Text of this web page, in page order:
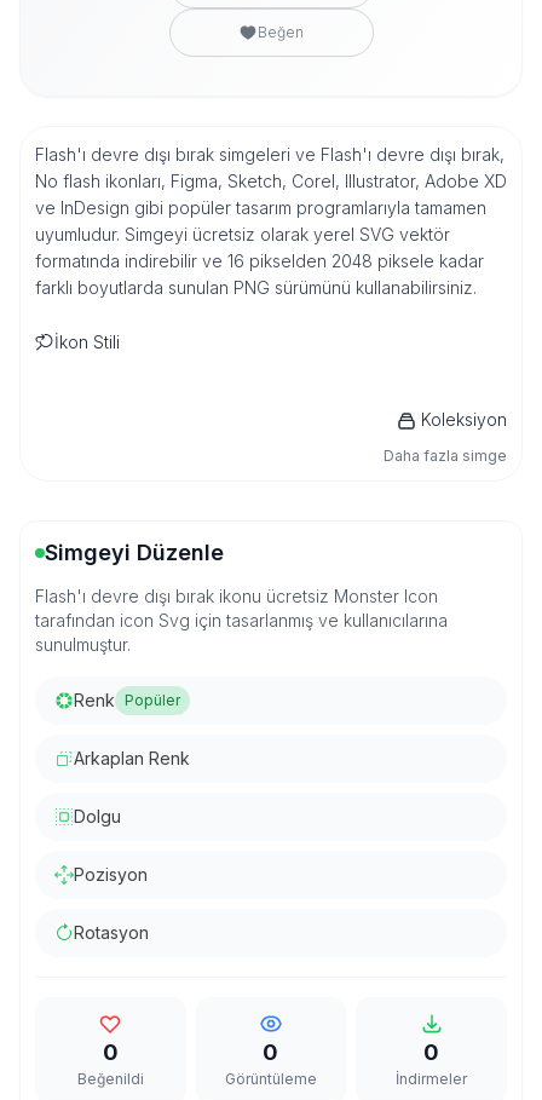
Beğen
Flash'ı devre dışı bırak simgeleri ve Flash'ı devre dışı bırak,
No flash ikonları, Figma, Sketch, Corel, Illustrator, Adobe XD
ve InDesign gibi popüler tasarım programlarıyla tamamen
uyumludur. Simgeyi ücretsiz olarak yerel SVG vektör
formatında indirebilir ve 16 pikselden 2048 piksele kadar
farklı boyutlarda sunulan PNG sürümünü kullanabilirsiniz.
İkon Stili
Koleksiyon
Daha fazla simge
Simgeyi Düzenle
Flash'ı devre dışı bırak ikonu ücretsiz Monster Icon
tarafından icon Svg için tasarlanmış ve kullanıcılarına
sunulmuştur.
Renk Popüler
Arkaplan Renk
Dolgu
Pozisyon
Rotasyon
0
Beğenildi
0
Görüntüleme
0
İndirmeler